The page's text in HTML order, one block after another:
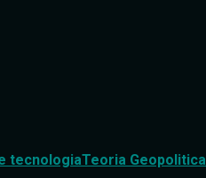
tecnologiaTeoria Geopolitica